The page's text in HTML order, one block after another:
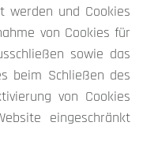
werden und Cookies
von Cookies für
sowie das
beim Schließen des
von Cookies
eingeschränkt